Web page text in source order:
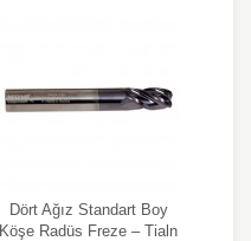
Dört Ağız Standart Boy
Köşe Radüs Freze – Tialn